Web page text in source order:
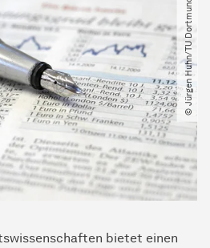
© Jürgen Huhn​/​TU Dortmund
bietet einen